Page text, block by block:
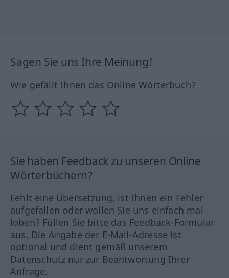
Sagen Sie uns Ihre Meinung!
Wie gefällt Ihnen das Online Wörterbuch?
Sie haben Feedback zu unseren Online
Wörterbüchern?
Fehlt eine Übersetzung, ist Ihnen ein Fehler
aufgefallen oder wollen Sie uns einfach mal
loben? Füllen Sie bitte das Feedback-Formular
aus. Die Angabe der E-Mail-Adresse ist
optional und dient gemäß unserem
Datenschutz nur zur Beantwortung Ihrer
Anfrage.